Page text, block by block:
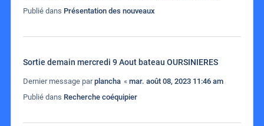
Publié dans Présentation des nouveaux
Sortie demain mercredi 9 Aout bateau OURSINIERES
Dernier message parplancha « mar. août 08, 2023 11:46 am
Publié dans Recherche coéquipier